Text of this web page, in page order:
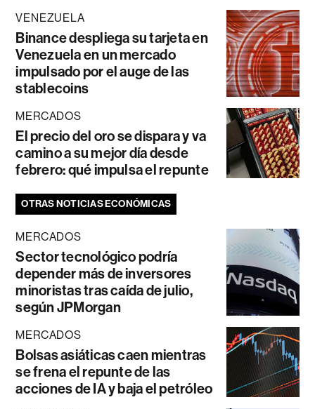
VENEZUELA
Binance despliega su tarjeta en
Venezuela en un mercado
impulsado por el auge de las
stablecoins
MERCADOS
El precio del oro se dispara y va
camino a su mejor día desde
febrero: qué impulsa el repunte
OTRAS NOTICIAS ECONÓMICAS
MERCADOS
Sector tecnológico podría
depender más de inversores
minoristas tras caída de julio,
según JPMorgan
MERCADOS
Bolsas asiáticas caen mientras
se frena el repunte de las
acciones de IA y baja el petróleo